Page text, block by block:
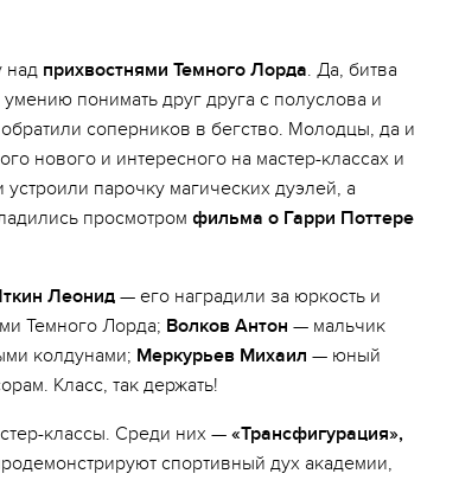
над прихвостнями Темного Лорда. Да, битва
понимать друг друга с полуслова и
соперников в бегство. Молодцы, да и
нового и интересного на мастер-классах и
парочку магических дуэлей, а
просмотром фильма о Гарри Поттере
Леонид — его наградили за юркость и
Темного Лорда; Волков Антон — мальчик
колдунами; Меркурьев Михаил — юный
Класс, так держать!
классы. Среди них — «Трансфигурация»,
спортивный дух академии,